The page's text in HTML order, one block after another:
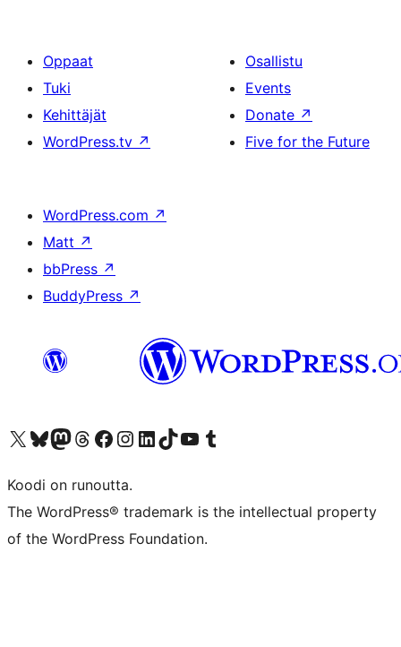
Oppaat
Tuki
Kehittäjät
WordPress.tv ↗
Osallistu
Events
Donate ↗
Five for the Future
WordPress.com ↗
Matt ↗
bbPress ↗
BuddyPress ↗
Visit our X (formerly Twitter) account
Visit our Bluesky account
Visit our Mastodon account
Visit our Threads account
Visit our Facebook page
Visit our Instagram account
Visit our LinkedIn account
Visit our TikTok account
Näytä YouTube-kanava
Visit our Tumblr account
Koodi on runoutta.
The WordPress® trademark is the intellectual property
of the WordPress Foundation.